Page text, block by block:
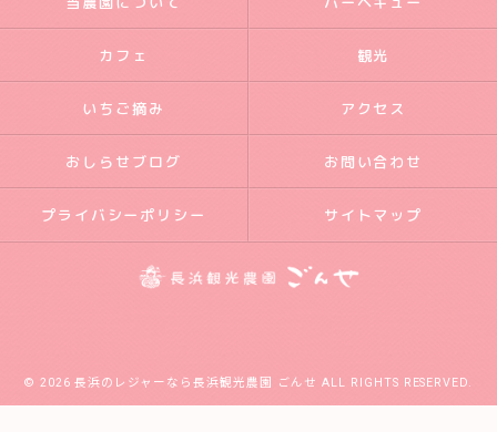
カフェ 観光
いちご摘み アクセス
おしらせブログ お問い合わせ
プライバシーポリシー サイトマップ
© 2026 長浜のレジャーなら長浜観光農園 ごんせ ALL RIGHTS RESERVED.